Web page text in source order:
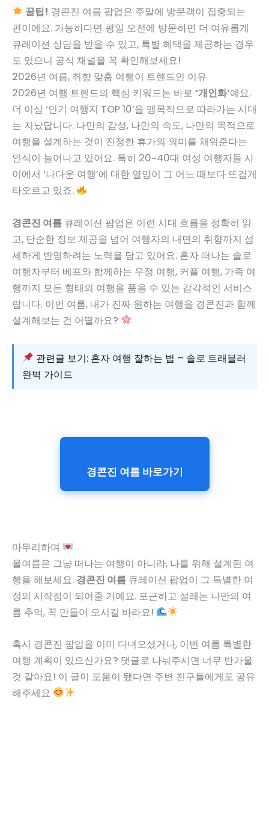
꿀팁! 경콘진 여름 팝업은 주말에 방문객이 집중되는
편이에요. 가능하다면 평일 오전에 방문하면 더 여유롭게
큐레이션 상담을 받을 수 있고, 특별 혜택을 제공하는 경우
도 있으니 공식 채널을 꼭 확인해보세요!
2026년 여름, 취향 맞춤 여행이 트렌드인 이유
2026년 여행 트렌드의 핵심 키워드는 바로 ‘개인화’예요.
더 이상 ‘인기 여행지 TOP 10’을 맹목적으로 따라가는 시대
는 지났답니다. 나만의 감성, 나만의 속도, 나만의 목적으로
여행을 설계하는 것이 진정한 휴가의 의미를 채워준다는
인식이 늘어나고 있어요. 특히 20~40대 여성 여행자들 사
이에서 ‘나다운 여행’에 대한 열망이 그 어느 때보다 뜨겁게
타오르고 있죠.
경콘진 여름 큐레이션 팝업은 이런 시대 흐름을 정확히 읽
고, 단순한 정보 제공을 넘어 여행자의 내면의 취향까지 섬
세하게 반영하려는 노력을 담고 있어요. 혼자 떠나는 솔로
여행자부터 베프와 함께하는 우정 여행, 커플 여행, 가족 여
행까지 모든 형태의 여행을 품을 수 있는 감각적인 서비스
랍니다. 이번 여름, 내가 진짜 원하는 여행을 경콘진과 함께
설계해보는 건 어떨까요?
관련글 보기: 혼자 여행 잘하는 법 – 솔로 트래블러
완벽 가이드
경콘진 여름 바로가기
마무리하며
올여름은 그냥 떠나는 여행이 아니라, 나를 위해 설계된 여
행을 해보세요. 경콘진 여름 큐레이션 팝업이 그 특별한 여
정의 시작점이 되어줄 거예요. 포근하고 설레는 나만의 여
름 추억, 꼭 만들어 오시길 바라요!
혹시 경콘진 팝업을 이미 다녀오셨거나, 이번 여름 특별한
여행 계획이 있으신가요? 댓글로 나눠주시면 너무 반가울
것 같아요! 이 글이 도움이 됐다면 주변 친구들에게도 공유
해주세요